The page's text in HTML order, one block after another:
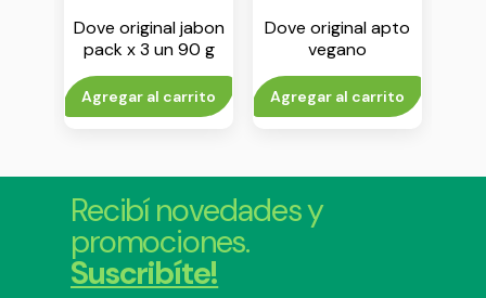
Dove original jabon
pack x 3 un 90 g
Agregar al carrito
Dove original apto
vegano
antitranspirante en
aerosol x 250 ml
Agregar al carrito
Recibí novedades y
promociones.
Suscribíte!